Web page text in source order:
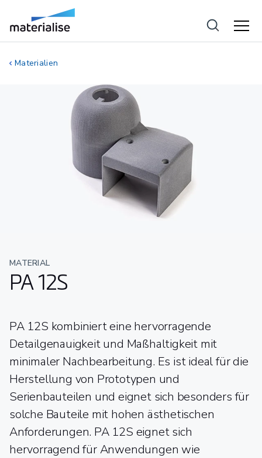
Materialien
MATERIAL
PA 12S
PA 12S kombiniert eine hervorragende
Detailgenauigkeit und Maßhaltigkeit mit
minimaler Nachbearbeitung. Es ist ideal für die
Herstellung von Prototypen und
Serienbauteilen und eignet sich besonders für
solche Bauteile mit hohen ästhetischen
Anforderungen. PA 12S eignet sich
hervorragend für Anwendungen wie